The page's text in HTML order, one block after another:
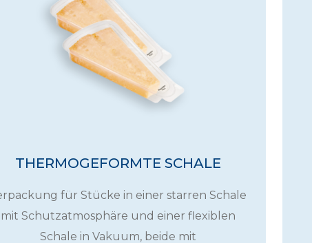
THERMOGEFORMTE SCHALE
für Stücke in einer starren Schale
mit Schutzatmosphäre und einer flexiblen
Schale in Vakuum, beide mit